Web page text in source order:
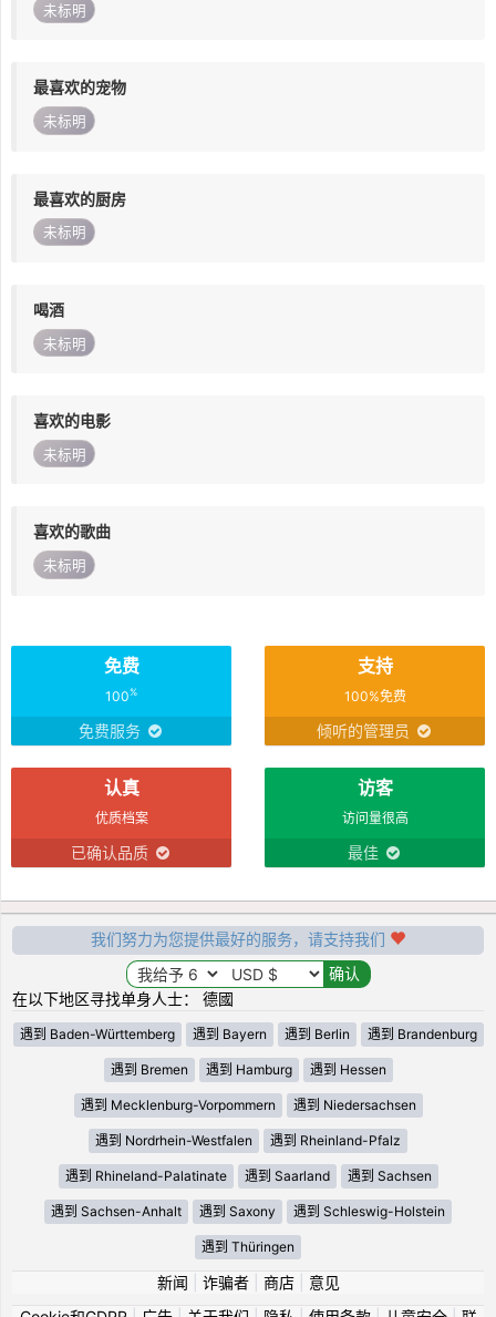
未标明
最喜欢的宠物
未标明
最喜欢的厨房
未标明
喝酒
未标明
喜欢的电影
未标明
喜欢的歌曲
未标明
免费
100%
免费服务
支持
100%免费
倾听的管理员
认真
优质档案
已确认品质
访客
访问量很高
最佳
我们努力为您提供最好的服务，请支持我们
在以下地区寻找单身人士： 德國
遇到 Baden-Württemberg 遇到 Bayern 遇到 Berlin 遇到 Brandenburg
遇到 Bremen 遇到 Hamburg 遇到 Hessen
遇到 Mecklenburg-Vorpommern 遇到 Niedersachsen
遇到 Nordrhein-Westfalen 遇到 Rheinland-Pfalz
遇到 Rhineland-Palatinate 遇到 Saarland 遇到 Sachsen
遇到 Sachsen-Anhalt 遇到 Saxony 遇到 Schleswig-Holstein
遇到 Thüringen
新闻 诈骗者| 商店| 意见